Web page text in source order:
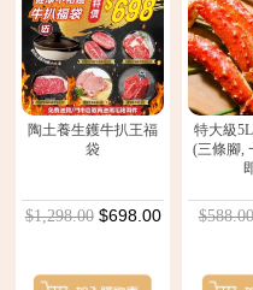
陶土養生鑊牛扒王福
袋
$1,298.00 $698.00
特大級
(三條腳,
$588.00